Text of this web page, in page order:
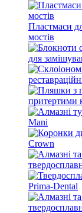
Пластмаси
мостів
для
притертими
Mani
Crown
Prima-Dental